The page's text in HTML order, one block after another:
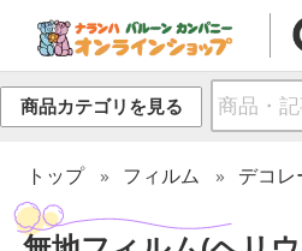
商品カテゴリを見る
トップ フィルム デコレ